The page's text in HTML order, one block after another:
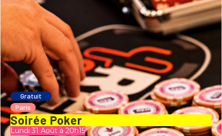
Gratuit
Paris
Soirée Poker
Lundi 31 Août à 20h15